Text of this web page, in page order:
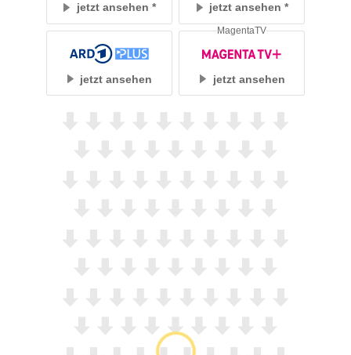
jetzt ansehen jetzt ansehen
jetzt ansehen jetzt ansehen
MagentaTV